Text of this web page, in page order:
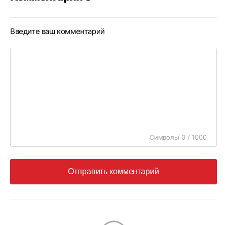
Введите ваш комментарий
Символы 0 / 1000
Отправить комментарий